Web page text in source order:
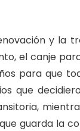
y la
el canje
para que
que
guarda la